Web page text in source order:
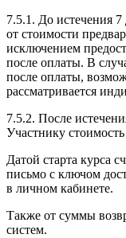
7.5.1. До истечения
от стоимости
исключением
после оплаты. В
после оплаты,
рассматривается
7.5.2. После
Участнику стоимость
Датой старта курса
письмо с ключом
в личном кабинете.
Также от суммы
систем.